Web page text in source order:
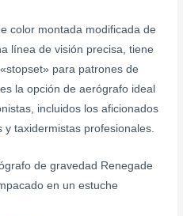
color montada modificada de
línea de visión precisa, tiene
para patrones de
la opción de aerógrafo ideal
incluidos los aficionados
taxidermistas profesionales.
de gravedad Renegade
en un estuche